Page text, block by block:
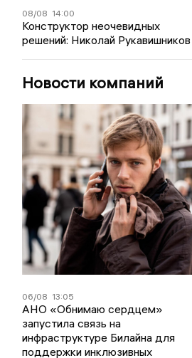
08/08 14:00
Конструктор неочевидных
решений: Николай Рукавишников
Новости компаний
06/08 13:05
АНО «Обнимаю сердцем»
запустила связь на
инфраструктуре Билайна для
поддержки инклюзивных